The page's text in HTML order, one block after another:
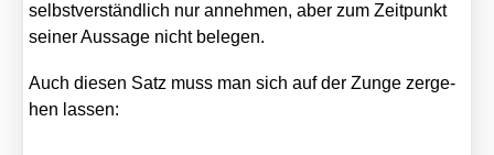
selbst­ver­ständ­lich nur anneh­men, aber zum Zeit­punkt
sei­ner Aus­sa­ge nicht bele­gen.
Auch die­sen Satz muss man sich auf der Zun­ge zer­ge­
hen las­sen: